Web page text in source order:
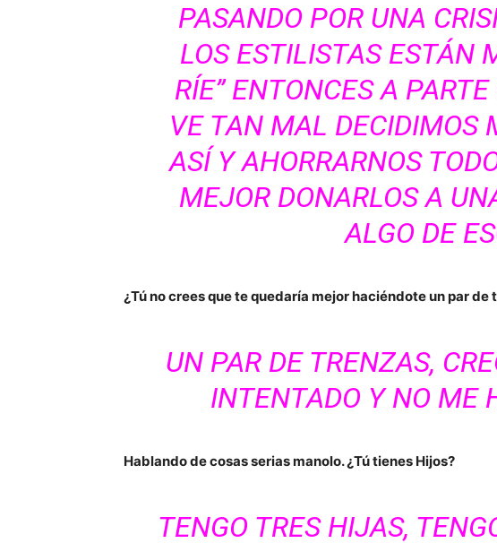
PASANDO POR UNA
LOS ESTILISTAS ESTÁN
RÍE” ENTONCES A
VE TAN MAL DECIDIMOS
ASÍ Y AHORRARNOS
MEJOR DONARLOS A
ALGO DE
¿Tú no crees que te quedaría mejor haciéndote un par de
UN PAR DE TRENZAS,
INTENTADO Y NO ME
Hablando de cosas serias manolo. ¿Tú tienes Hijos?
TENGO TRES HIJAS,